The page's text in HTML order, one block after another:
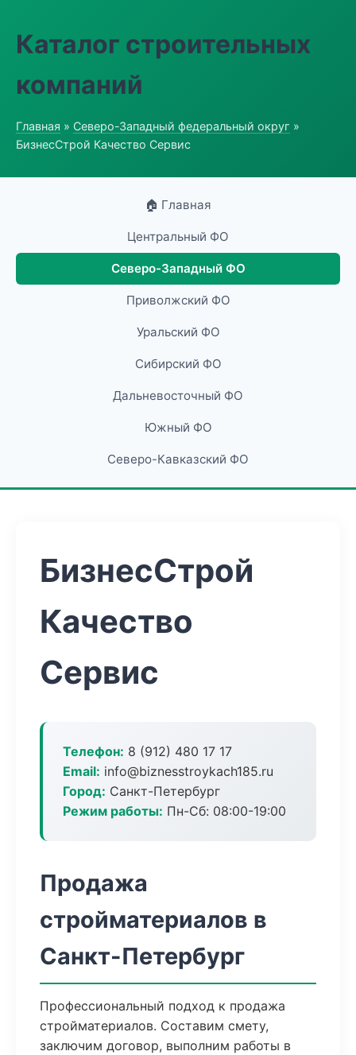
Каталог строительных
компаний
Главная » Северо-Западный федеральный округ »
БизнесСтрой Качество Сервис
🏠 Главная
Центральный ФО
Северо-Западный ФО
Приволжский ФО
Уральский ФО
Сибирский ФО
Дальневосточный ФО
Южный ФО
Северо-Кавказский ФО
БизнесСтрой
Качество
Сервис
Телефон: 8 (912) 480 17 17
Email: info@biznesstroykach185.ru
Город: Санкт-Петербург
Режим работы: Пн-Сб: 08:00-19:00
Продажа
стройматериалов в
Санкт-Петербург
Профессиональный подход к продажа
стройматериалов. Составим смету,
заключим договор, выполним работы в